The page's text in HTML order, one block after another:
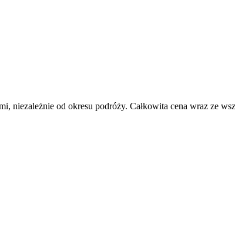
niezależnie od okresu podróży. Całkowita cena wraz ze